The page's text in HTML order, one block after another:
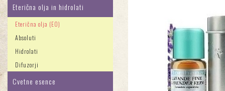
Eterična olja in hidrolati
Eterična olja (EO)
Absoluti
Hidrolati
Difuzorji
Cvetne esence